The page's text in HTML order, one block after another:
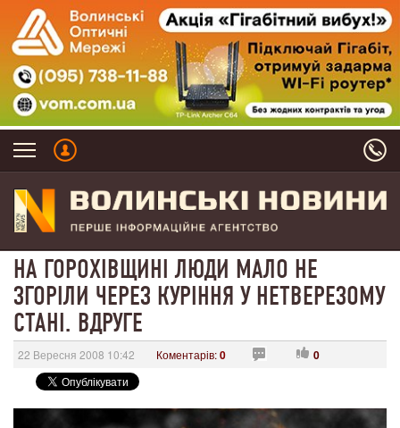
НА ГОРОХІВЩИНІ ЛЮДИ МАЛО НЕ
ЗГОРІЛИ ЧЕРЕЗ КУРІННЯ У НЕТВЕРЕЗОМУ
СТАНІ. ВДРУГЕ
22 Вересня 2008 10:42 Коментарів:0 0